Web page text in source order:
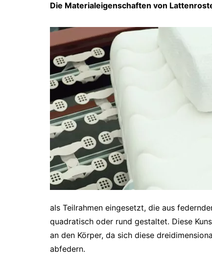
Die Materialeigenschaften von
als Teilrahmen eingesetzt, die aus
quadratisch oder rund gestaltet. Diese
an den Körper, da sich diese
abfedern.